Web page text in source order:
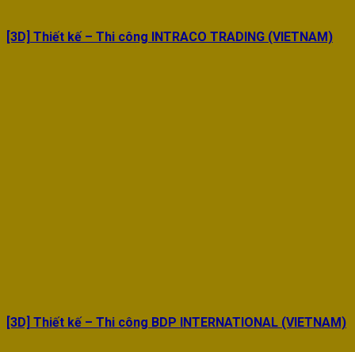
[3D] Thiết kế – Thi công INTRACO TRADING (VIETNAM)
[3D] Thiết kế – Thi công BDP INTERNATIONAL (VIETNAM)